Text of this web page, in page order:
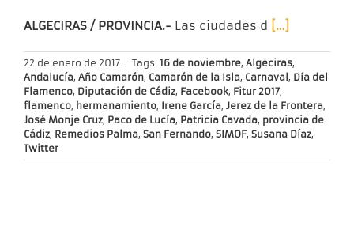
ALGECIRAS / PROVINCIA.- Las ciudades d […]
22 de enero de 2017 Tags: 16 de noviembre, Algeciras,
Andalucía, Año Camarón, Camarón de la Isla, Carnaval , Día del
Flamenco, Diputación de Cádiz, Facebook, Fitur 2017,
flamenco, hermanamiento, Irene García, Jerez de la Frontera,
José Monje Cruz, Paco de Lucía, Patricia Cavada, provincia de
Cádiz, Remedios Palma, San Fernando, SIMOF, Susana Díaz,
Twitter